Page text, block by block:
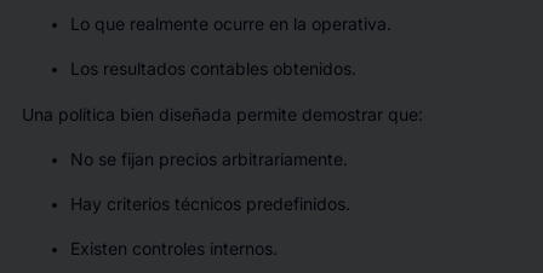
Lo que realmente ocurre en la operativa.
Los resultados contables obtenidos.
Una política bien diseñada permite demostrar que:
No se fijan precios arbitrariamente.
Hay criterios técnicos predefinidos.
Existen controles internos.